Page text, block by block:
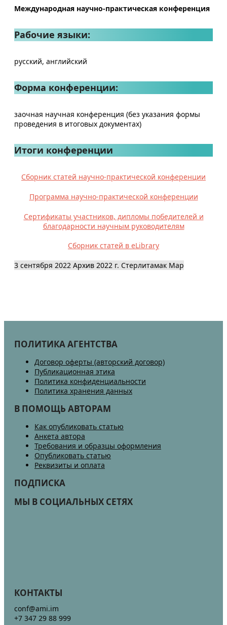
Международная научно-практическая конференция
Рабочие языки:
русский, английский
Форма конференции:
заочная научная конференция (без указания формы
проведения в итоговых документах)
Итоги конференции
Сборник статей научно-практической конференции
Программа научно-практической конференции
Сертификаты участников, дипломы победителей и
благодарности научным руководителям
Сборник статей в eLibrary
3 сентября 2022 Архив 2022 г. Стерлитамак Map
ПОЛИТИКА АГЕНТСТВА
Договор оферты (авторский договор)
Публикационная этика
Политика конфиденциальности
Политика хранения данных
В ПОМОЩЬ АВТОРАМ
Как опубликовать статью
Анкета автора
Требования и образцы оформления
Опубликовать статью
Реквизиты и оплата
ПОДПИСКА
МЫ В СОЦИАЛЬНЫХ СЕТЯХ
КОНТАКТЫ
conf@ami.im
+7 347 29 88 999